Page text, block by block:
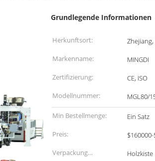
Grundlegende Informationen
Herkunftsort:
Zhejiang,
Markenname:
MINGDI
Zertifizierung:
CE, ISO
Modellnummer:
MGL80/
Min Bestellmenge:
Ein Satz
Preis:
Verpackung
Holzkiste